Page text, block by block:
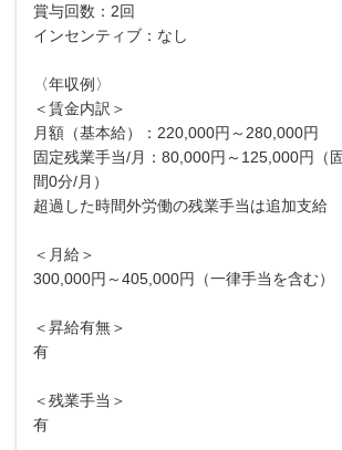
賞与回数：2回
インセンティブ：なし
〈年収例〉
＜賃金内訳＞
月額（基本給）：220,000円～280,000円
固定残業手当/月：80,000円～125,000円（
間0分/月）
超過した時間外労働の残業手当は追加支給
＜月給＞
300,000円～405,000円（一律手当を含む）
＜昇給有無＞
有
＜残業手当＞
有